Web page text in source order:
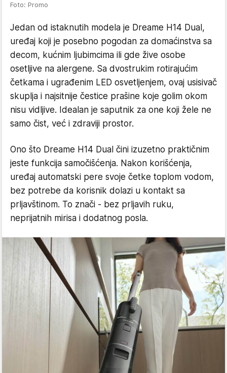
Foto: Promo
Jedan od istaknutih modela je Dreame H14 Dual,
uređaj koji je posebno pogodan za domaćinstva sa
decom, kućnim ljubimcima ili gde žive osobe
osetljive na alergene. Sa dvostrukim rotirajućim
četkama i ugrađenim LED osvetljenjem, ovaj usisivač
skuplja i najsitnije čestice prašine koje golim okom
nisu vidljive. Idealan je saputnik za one koji žele ne
samo čist, već i zdraviji prostor.
Ono što Dreame H14 Dual čini izuzetno praktičnim
jeste funkcija samočišćenja. Nakon korišćenja,
uređaj automatski pere svoje četke toplom vodom,
bez potrebe da korisnik dolazi u kontakt sa
prljavštinom. To znači - bez prljavih ruku,
neprijatnih mirisa i dodatnog posla.